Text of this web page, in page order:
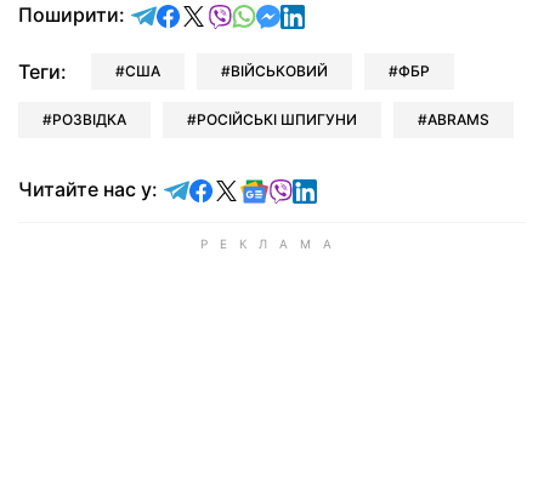
Поширити: відправити у Telegram
поділитись у Facebook
поділитись у X
відправити у Viber
відправити у Whatsapp
відправити у Messenger
відправити у LinkedIn
Теги: США ВІЙСЬКОВИЙ ФБР
РОЗВІДКА РОСІЙСЬКІ ШПИГУНИ ABRAMS
Читайте нас у: Читайте у Telegram
Читайте у Facebook
Читайте у X
Читайте у Google news
Читайте у Viber
Читайте у LinkedIn